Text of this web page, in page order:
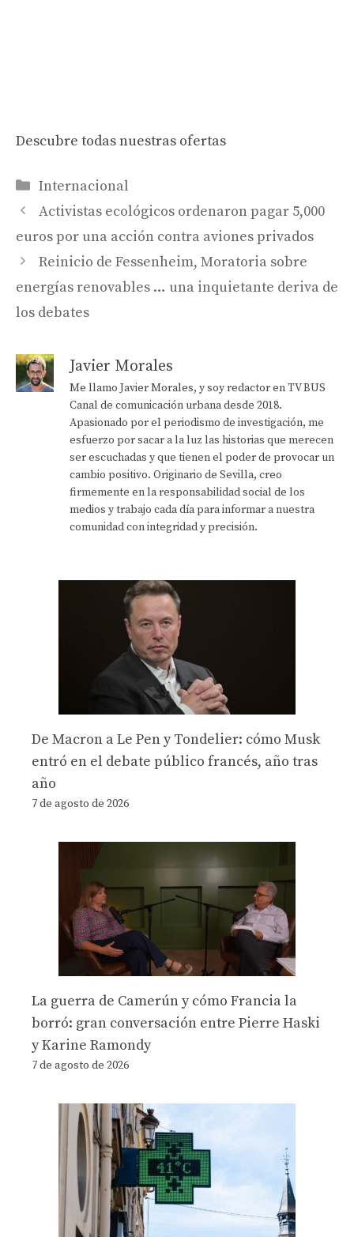
Descubre todas nuestras ofertas
Categorías
Internacional
Activistas ecológicos ordenaron pagar 5,000
euros por una acción contra aviones privados
Reinicio de Fessenheim, Moratoria sobre
energías renovables … una inquietante deriva de
los debates
Javier Morales
Me llamo Javier Morales, y soy redactor en TV BUS
Canal de comunicación urbana desde 2018.
Apasionado por el periodismo de investigación, me
esfuerzo por sacar a la luz las historias que merecen
ser escuchadas y que tienen el poder de provocar un
cambio positivo. Originario de Sevilla, creo
firmemente en la responsabilidad social de los
medios y trabajo cada día para informar a nuestra
comunidad con integridad y precisión.
De Macron a Le Pen y Tondelier: cómo Musk
entró en el debate público francés, año tras
año
7 de agosto de 2026
La guerra de Camerún y cómo Francia la
borró: gran conversación entre Pierre Haski
y Karine Ramondy
7 de agosto de 2026